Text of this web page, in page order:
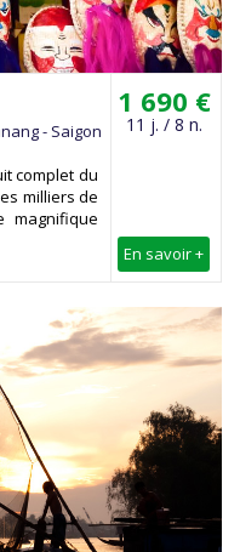
1 690 €
11 j. / 8 n.
En savoir +
- Saigon
complet du
milliers de
magnifique